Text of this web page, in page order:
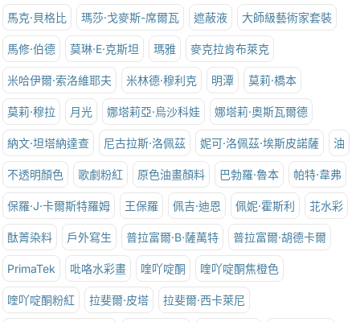
馬克·貝格比 瑪莎·戈麥斯-席爾瓦 遮蔽液 大師級藝術家套裝
馬修·伯德 莫琳·E·克斯坦 瑪雅 麥克拉肯布萊克
米哈伊爾·索洛維耶夫 米林德·穆利克 明潭 莫莉·橋本
莫莉·穆拉 月光 娜塔莉亞·烏沙科娃 娜塔莉·奧斯瓦爾德
納文·坦塔納達查 尼古拉斯·洛佩茲 妮可·洛佩茲·埃斯皮諾薩 油
不透明顏色 歌劇粉紅 原色油畫顏料 巴勃羅·魯本 帕特·韋弗
保羅·J·卡爾斯特羅姆 王保羅 佩吉·迪恩 佩妮·霍斯利 苝水彩
酞菁染料 戶外寫生 普拉富爾·B·薩萬特 普拉富爾·胡德卡爾
PrimaTek 吡咯水彩畫 喹吖啶酮 喹吖啶酮焦橙色
喹吖啶酮粉紅 拉斐爾·皮塔 拉斐爾·西卡萊尼